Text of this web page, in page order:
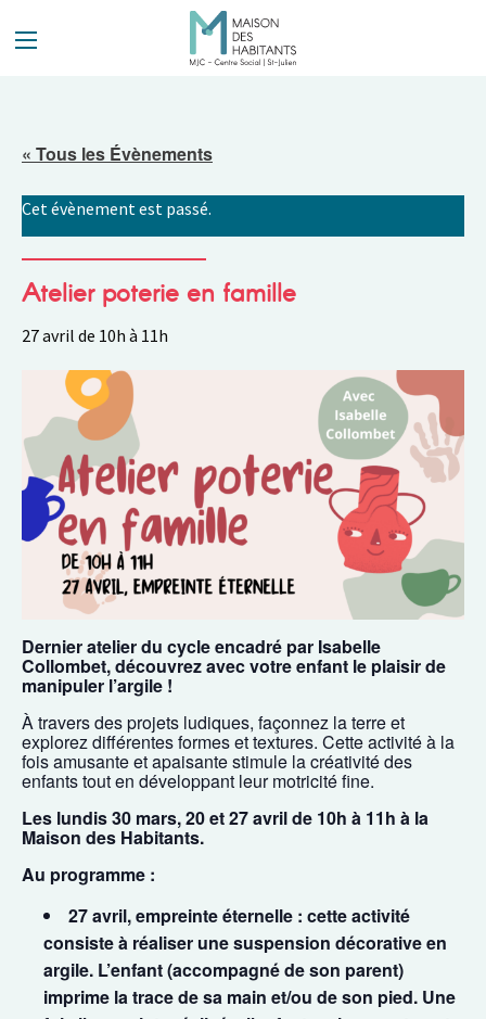
« Tous les Évènements
Cet évènement est passé.
Atelier poterie en famille
27 avril de 10h à 11h
Dernier atelier du cycle encadré par Isabelle
Collombet, découvrez avec votre enfant le plaisir de
manipuler l’argile !
À travers des projets ludiques, façonnez la terre et
explorez différentes formes et textures. Cette activité à la
fois amusante et apaisante stimule la créativité des
enfants tout en développant leur motricité fine.
Les lundis 30 mars, 20 et 27 avril de 10h à 11h à la
Maison des Habitants.
Au programme :
27 avril, empreinte éternelle : cette activité
consiste à réaliser une suspension décorative en
argile. L’enfant (accompagné de son parent)
imprime la trace de sa main et/ou de son pied. Une
Panneau de gestion des cookies